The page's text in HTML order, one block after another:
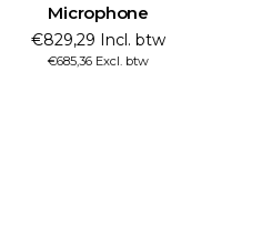
Microphone
€829,29 Incl. btw
€685,36 Excl. btw